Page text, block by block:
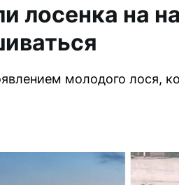
лосенка на
молодого лося,